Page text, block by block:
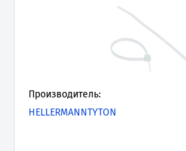
Производитель:
HELLERMANNTYTON